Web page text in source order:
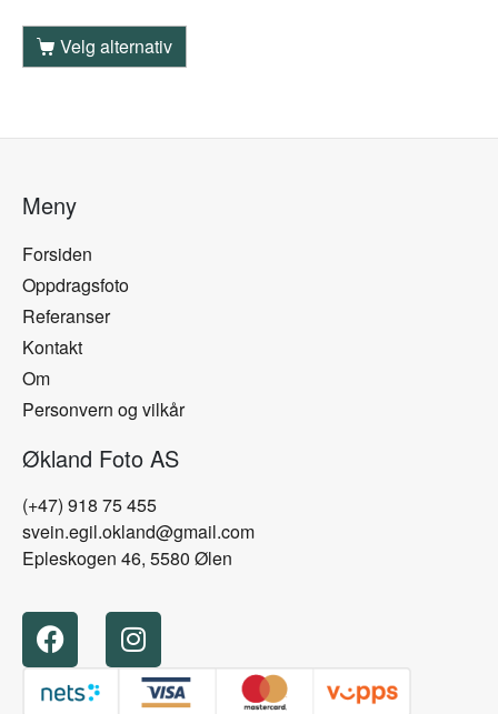
Velg alternativ
Meny
Forsiden
Oppdragsfoto
Referanser
Kontakt
Om
Personvern og vilkår
Økland Foto AS
(+47) 918 75 455
svein.egil.okland@gmail.com
Epleskogen 46, 5580 Ølen